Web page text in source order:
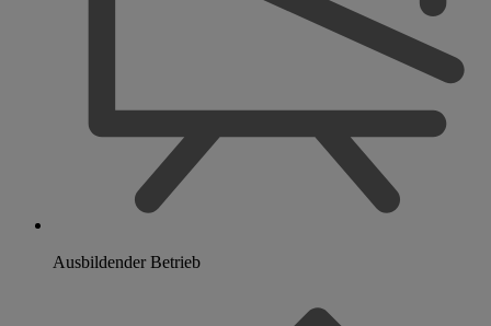
Ausbildender Betrieb